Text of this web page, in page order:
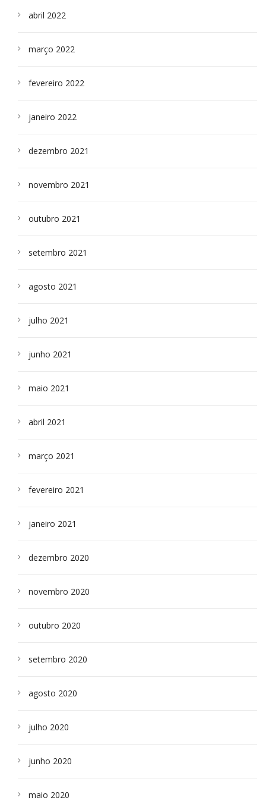
abril 2022
março 2022
fevereiro 2022
janeiro 2022
dezembro 2021
novembro 2021
outubro 2021
setembro 2021
agosto 2021
julho 2021
junho 2021
maio 2021
abril 2021
março 2021
fevereiro 2021
janeiro 2021
dezembro 2020
novembro 2020
outubro 2020
setembro 2020
agosto 2020
julho 2020
junho 2020
maio 2020